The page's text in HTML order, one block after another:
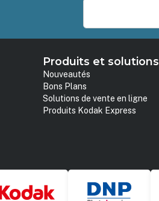
Produits et solutions
Nouveautés
Bons Plans
Solutions de vente en ligne
Produits Kodak Express